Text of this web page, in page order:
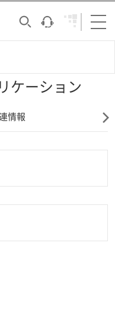
ケーション
情報